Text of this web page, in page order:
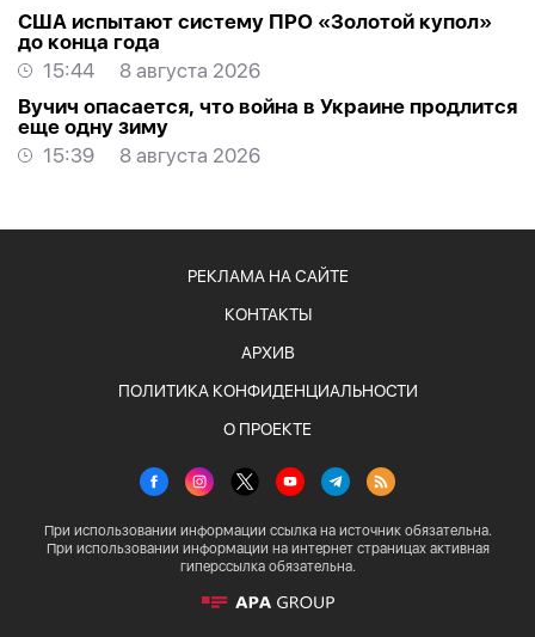
США испытают систему ПРО «Золотой купол»
до конца года
15:44
8 августа 2026
Вучич опасается, что война в Украине продлится
еще одну зиму
15:39
8 августа 2026
РЕКЛАМА НА САЙТЕ
КОНТАКТЫ
АРХИВ
ПОЛИТИКА КОНФИДЕНЦИАЛЬНОСТИ
О ПРОЕКТЕ
При использовании информации ссылка на источник обязательна.
При использовании информации на интернет страницах активная
гиперссылка обязательна.